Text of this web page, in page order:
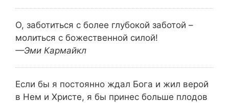
О, заботиться с более глубокой заботой –
молиться с божественной силой!
—Эми Кармайкл
Если бы я постоянно ждал Бога и жил верой
в Нем и Христе, я бы принес больше плодов